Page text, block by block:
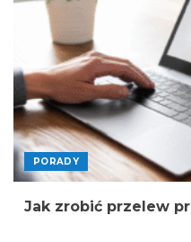
PORADY
Jak zrobić przelew